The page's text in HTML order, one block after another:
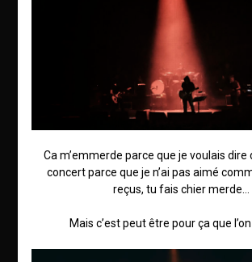
Ca m’emmerde parce que je voulais dire
concert parce que je n’ai pas aimé
reçus, tu fais chier merde…
Mais c’est peut être pour ça que l’on